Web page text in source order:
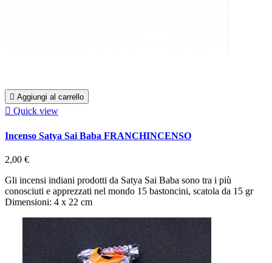
 Aggiungi al carrello
 Quick view
Incenso Satya Sai Baba FRANCHINCENSO
2,00 €
Gli incensi indiani prodotti da Satya Sai Baba sono tra i più
conosciuti e apprezzati nel mondo 15 bastoncini, scatola da 15 gr
Dimensioni: 4 x 22 cm